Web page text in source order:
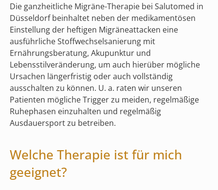
Die ganzheitliche Migräne-Therapie bei Salutomed in
Düsseldorf beinhaltet neben der medikamentösen
Einstellung der heftigen Migräneattacken eine
ausführliche Stoffwechselsanierung mit
Ernährungsberatung, Akupunktur und
Lebensstilveränderung, um auch hierüber mögliche
Ursachen längerfristig oder auch vollständig
ausschalten zu können. U. a. raten wir unseren
Patienten mögliche Trigger zu meiden, regelmäßige
Ruhephasen einzuhalten und regelmäßig
Ausdauersport zu betreiben.
Welche Therapie ist für mich
geeignet?